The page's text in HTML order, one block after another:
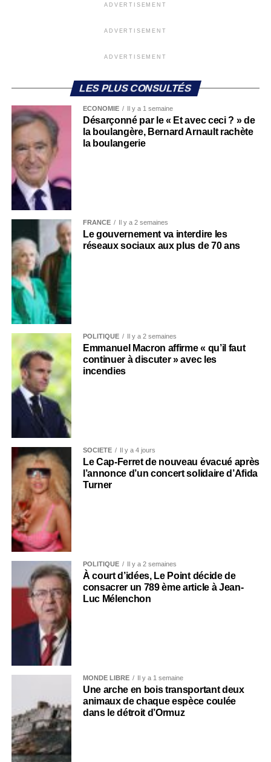
ADVERTISEMENT
ADVERTISEMENT
ADVERTISEMENT
LES PLUS CONSULTÉS
ECONOMIE Il y a 1 semaine
Désarçonné par le « Et avec ceci ? » de
la boulangère, Bernard Arnault rachète
la boulangerie
FRANCE Il y a 2 semaines
Le gouvernement va interdire les
réseaux sociaux aux plus de 70 ans
POLITIQUE Il y a 2 semaines
Emmanuel Macron affirme « qu’il faut
continuer à discuter » avec les
incendies
SOCIÉTÉ Il y a 4 jours
Le Cap-Ferret de nouveau évacué après
l’annonce d’un concert solidaire d’Afida
Turner
POLITIQUE Il y a 2 semaines
À court d’idées, Le Point décide de
consacrer un 789 ème article à Jean-
Luc Mélenchon
MONDE LIBRE Il y a 1 semaine
Une arche en bois transportant deux
animaux de chaque espèce coulée
dans le détroit d’Ormuz